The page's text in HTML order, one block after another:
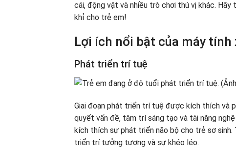
cái, động vật và nhiều trò chơi thú vị khác.
khỉ cho trẻ em!
Lợi ích nổi bật của máy
Phát triển trí tuệ
Giai đoạn phát triển trí tuệ được kích thích và
quyết vấn đề, tâm trí sáng tạo và tài năng
kích thích sự phát triển não bộ cho trẻ sơ
triển trí tưởng tượng và sự khéo léo.